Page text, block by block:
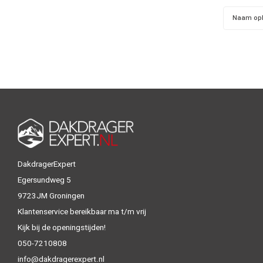
Naam
DakdragerExpert
Egersundweg 5
9723JM Groningen
Klantenservice bereikbaar ma t/m vrij
Kijk bij de openingstijden!
050-7210808
info@dakdragerexpert.nl